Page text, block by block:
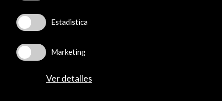
Youtube
Spotify
Flickr
TikTok
Estadistica
Marketing
Ver detalles